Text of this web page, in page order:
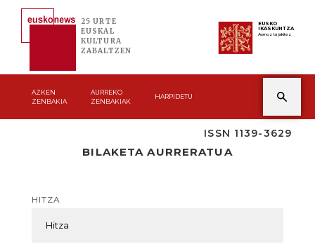
25 URTE
EUSKAL
KULTURA
ZABALTZEN
EUSKO
IKASKUNTZA
Asmoz ta jakitez
AZKEN
ZENBAKIA
AURREKO
ZENBAKIAK
HARPIDETU
ISSN 1139-3629
BILAKETA AURRERATUA
HITZA